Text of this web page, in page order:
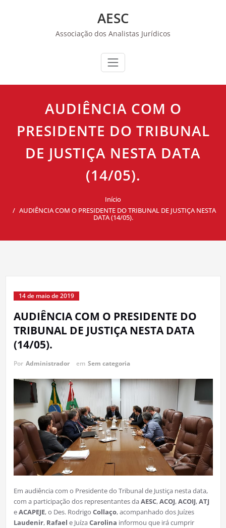
AESC
Associação dos Analistas Jurídicos
AUDIÊNCIA COM O
PRESIDENTE DO TRIBUNAL
DE JUSTIÇA NESTA DATA
(14/05).
Início
AUDIÊNCIA COM O PRESIDENTE DO TRIBUNAL DE JUSTIÇA NESTA
DATA (14/05).
14 de maio de 2019
AUDIÊNCIA COM O PRESIDENTE DO
TRIBUNAL DE JUSTIÇA NESTA DATA
(14/05).
Por Administrador em Sem categoria
Em audiência com o Presidente do Tribunal de Justiça nesta data,
com a participação dos representantes daAESC,ACOJ,ACOIJ,ATJ
eACAPEJE, o Des. Rodrigo Collaço, acompanhado dos Juízes
Laudenir, Rafael e JuízaCarolina informou que irá cumprir